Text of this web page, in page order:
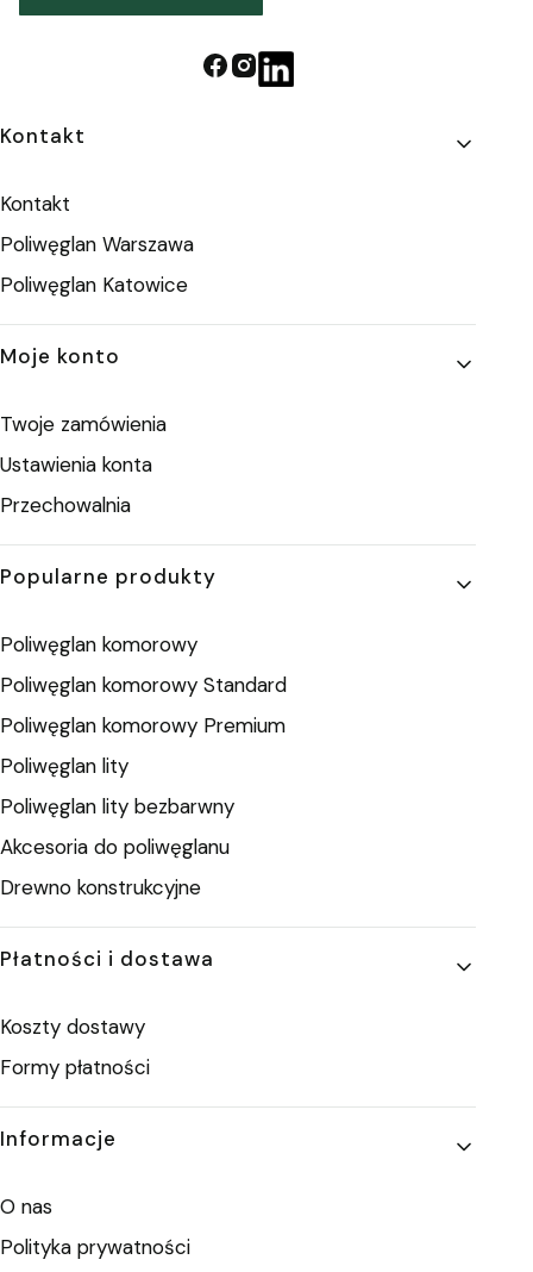
Linki w stopce
Kontakt
Kontakt
Poliwęglan Warszawa
Poliwęglan Katowice
Moje konto
Twoje zamówienia
Ustawienia konta
Przechowalnia
Popularne produkty
Poliwęglan komorowy
Poliwęglan komorowy Standard
Poliwęglan komorowy Premium
Poliwęglan lity
Poliwęglan lity bezbarwny
Akcesoria do poliwęglanu
Drewno konstrukcyjne
Płatności i dostawa
Koszty dostawy
Formy płatności
Informacje
O nas
Polityka prywatności